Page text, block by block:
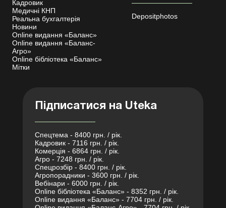
Кадровик
Медичні КНП
Реальна бухгалтерія
Новини
Online видання «Баланс»
Online видання «Баланс-
Агро»
Online бібліотека «Баланс»
Мітки
Depositphotos
Підписатися на Uteka
Спецтема - 8400 грн. / рік.
Кадровик - 7116 грн. / рік.
Комерція - 6864 грн. / рік.
Агро - 7248 грн. / рік.
Спецрозбір - 8400 грн. / рік.
Агропорадники - 3600 грн. / рік.
Вебінари - 6000 грн. / рік.
Online бібліотека «Баланс» - 8352 грн. / рік.
Online видання «Баланс» - 7704 грн. / рік.